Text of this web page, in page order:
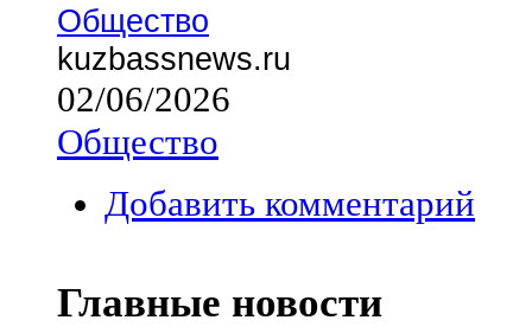
Общество
kuzbassnews.ru
02/06/2026
Общество
Добавить комментарий
Главные новости